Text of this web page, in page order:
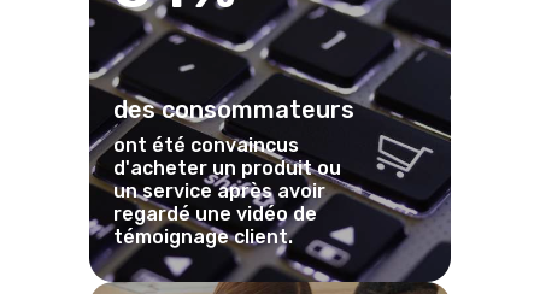
des consommateurs
ont été convaincus
d'acheter un produit ou
un service après avoir
regardé une vidéo de
témoignage client.